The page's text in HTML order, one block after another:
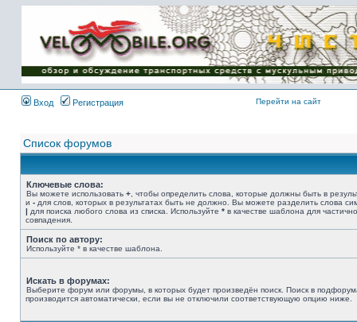
Имя пользователя:
Пароль:
{ LOG_ME_IN_SHORT
}
Вход
Регистрация Перейти на сайт
Список форумов
Ключевые слова:
Вы можете использовать + , чтобы определить слова, которые должны быть в
и - для слов, которых в результатах быть не должно. Вы можете разделить слова
| для поиска любого слова из списка. Используйте * в качестве шаблона для
совпадения.
Поиск по автору:
Используйте * в качестве шаблона.
Искать в форумах:
Выберите форум или форумы, в которых будет произведён поиск. Поиск в
производится автоматически, если вы не отключили соответствующую опцию ниже.